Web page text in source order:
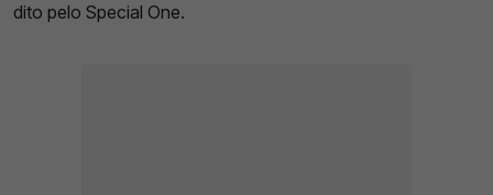
dito pelo Special One.